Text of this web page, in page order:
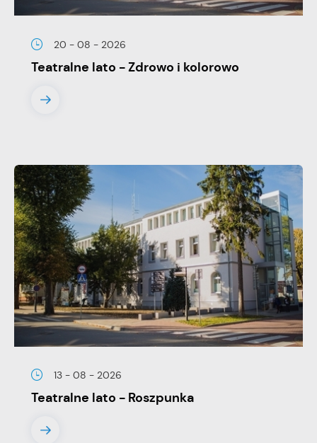
20 - 08 - 2026
Teatralne lato - Zdrowo i kolorowo
13 - 08 - 2026
Teatralne lato - Roszpunka